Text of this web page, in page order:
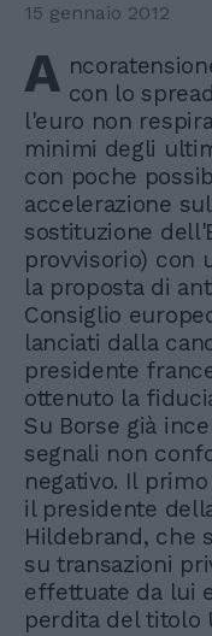
15 gennaio 2012
A con lo
l'euro non
minimi degli
con poche
accelerazione
sostituzione
provvisorio) con
la proposta di
Consiglio
lanciati dalla
presidente
ottenuto la
Su Borse già
segnali non
negativo. Il
il presidente
Hildebrand, che
su transazioni
effettuate da lui
perdita del titolo